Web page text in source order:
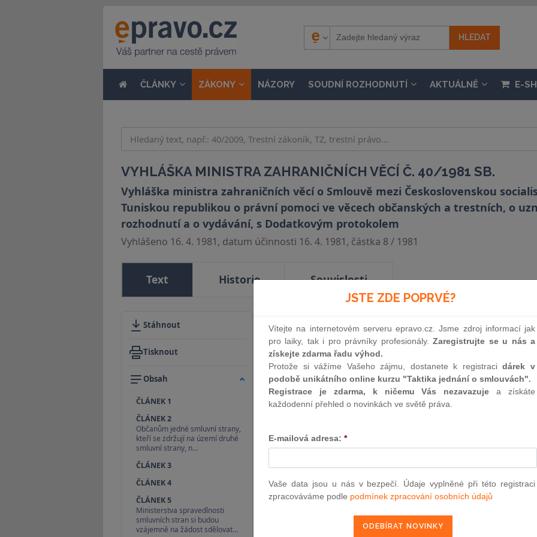
ČLÁNKY ZÁKONY NÁZORY SOUDNÍ ROZHODNUTÍ AKTUÁLNĚ E-
VYHLÁŠKA MINISTRA ZAHRANIČNÍCH VĚCÍ Č. 40/1981 SB.
Vyhláška ministra zahraničních věcí o Smlouvě mezi Československou
Tuniskou republikou o právní pomoci ve věcech občanských a trestních, o
rozhodnutí a o vydávání, s Dodatkovým protokolem
Vyhlášeno 16. 4. 1981, datum účinnosti 16. 4. 1981, částka 8 / 1981
Text Historie Souvislosti
Stáhnout
Tisknout
Obsah
ČLÁNEK 1
ČLÁNEK 2
Občanům jedné smluvní strany,
kteří se zdržují na území druhé
smluvní strany, n…
ČLÁNEK 3
ČLÁNEK 4
ČLÁNEK 5
Ministerstva spravedlnosti
smluvních stran si budou
vzájemně na žádost sdělovat…
Vyhlášené zněníod 16. 4. 1981
40
VYHLÁŠKA
ze dne 3. února 1981
o Smlouvě mezi Československou
republikou o právní pomoci ve věcech
výkonu justičních rozhodnutí a o vydávání, s
JSTE ZDE POPRVÉ?
Vítejte na internetovém serveru epravo.cz. Jsme zdroj informací jak
pro laiky, tak i pro právníky profesionály.Zaregistrujte se u nás a
získejte zdarma řadu výhod.
Protože si vážíme Vašeho zájmu, dostanete k registracidárek v
podobě unikátního online kurzu "Taktika jednání o smlouvách".
Registrace je zdarma, k ničemu Vás nezavazuje a získáte
každodenní přehled o novinkách ve světě práva.
E-mailová adresa: *
Vaše data jsou u nás v bezpečí. Údaje vyplněné při této registraci
zpracováváme podle podmínek zpracování osobních údajů